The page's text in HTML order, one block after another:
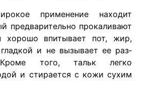
применение находит
предварительно прокаливают
хорошо впиты­вает пот, жир,
и не вызывает ее раз­
того, тальк легко
и сти­рается с кожи сухим